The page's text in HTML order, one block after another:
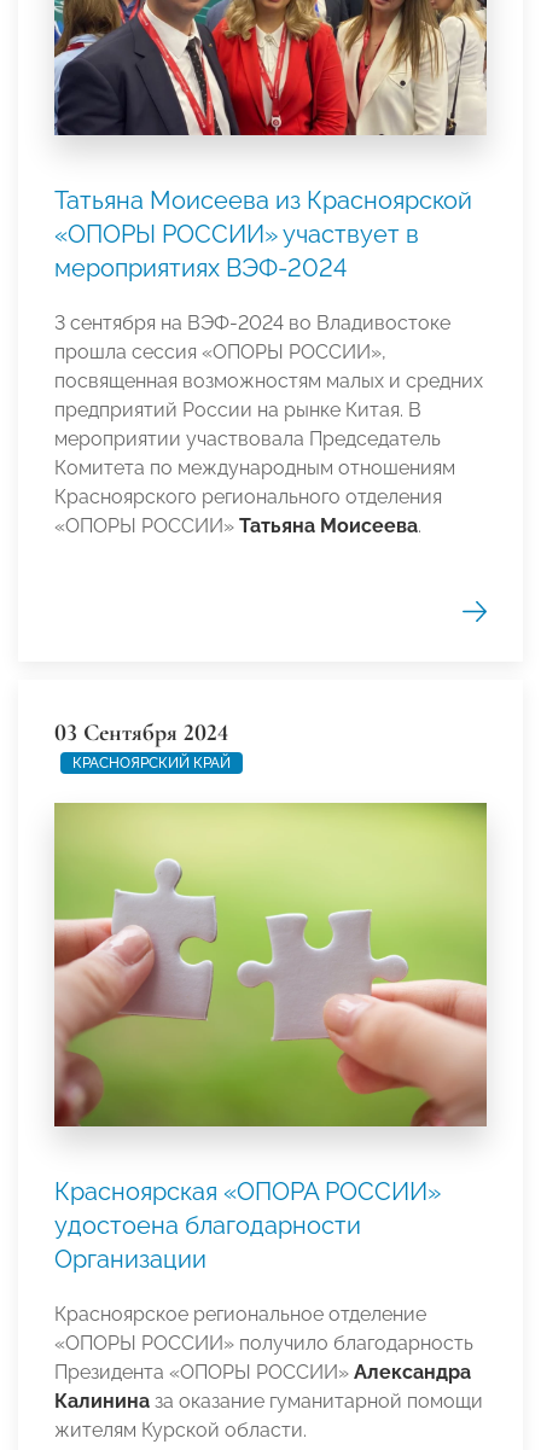
Татьяна Моисеева из Красноярской
«ОПОРЫ РОССИИ» участвует в
мероприятиях ВЭФ-2024
3 сентября на ВЭФ-2024 во Владивостоке
прошла сессия «ОПОРЫ РОССИИ»,
посвященная возможностям малых и средних
предприятий России на рынке Китая. В
мероприятии участвовала Председатель
Комитета по международным отношениям
Красноярского регионального отделения
«ОПОРЫ РОССИИ» Татьяна Моисеева.
03 Сентября 2024
КРАСНОЯРСКИЙ КРАЙ
Красноярская «ОПОРА РОССИИ»
удостоена благодарности
Организации
Красноярское региональное отделение
«ОПОРЫ РОССИИ» получило благодарность
Президента «ОПОРЫ РОССИИ» Александра
Калинина за оказание гуманитарной помощи
жителям Курской области.